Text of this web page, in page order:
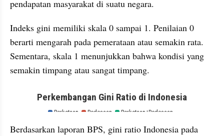
pendapatan masyarakat di suatu negara.
Indeks gini memiliki skala 0 sampai 1. Penilaian 0
berarti mengarah pada pemerataan atau semakin rata.
Sementara, skala 1 menunjukkan bahwa kondisi yang
semakin timpang atau sangat timpang.
embed from external kumparan
Berdasarkan laporan BPS, gini ratio Indonesia pada